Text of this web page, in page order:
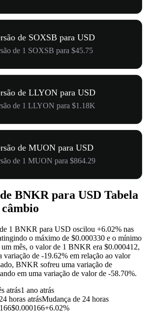
de SOXSB para USD
de 1 SOXSB para $45.75
de LLYON para USD
de 1 LLYON para $1.18K
de MUON para USD
de 1 MUON para $864.29
BNKR para USD Tabela
câmbio
1 BNKR para USD oscilou +6.02% nas
o máximo de $0.000330 e o mínimo
mês, o valor de 1 BNKR era $0.000412,
variação de -19.62% em relação ao valor
BNKR sofreu uma variação de
em uma variação de valor de -58.70%.
atrás1 ano atrás
24 horas atrásMudança de 24 horas
$0.000166+6.02%